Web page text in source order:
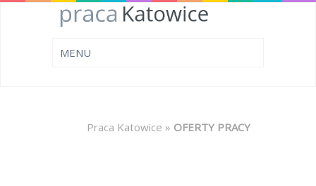
Praca Katowice » OFERTY PRACY